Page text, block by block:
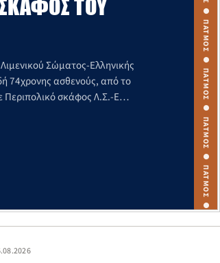
ΤΟΥ
Σώματος-Ελληνικής
74χρονης ασθενούς, από το
Περιπολικό σκάφος Λ.Σ.-Ε…